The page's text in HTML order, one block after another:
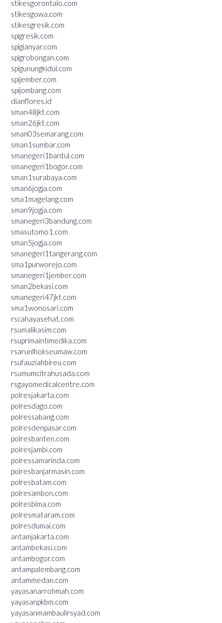
stikesgorontalo.com
stikesgowa.com
stikesgresik.com
spigresik.com
spigianyar.com
spigrobongan.com
spigunungkidul.com
spijember.com
spijombang.com
dianflores.id
sman48jkt.com
sman26jkt.com
sman03semarang.com
sman1sumbar.com
smanegeri1bantul.com
smanegeri1bogor.com
sman1surabaya.com
sman6jogja.com
sma1magelang.com
sman9jogja.com
smanegeri3bandung.com
smasutomo1.com
sman5jogja.com
smanegeri1tangerang.com
sma1purworejo.com
smanegeri1jember.com
sman2bekasi.com
smanegeri47jkt.com
sma1wonosari.com
rscahayasehat.com
rsumalikasim.com
rsuprimaintimedika.com
rsarunlhokseumaw.com
rsufauziahbireu.com
rsumumcitrahusada.com
rsgayomedicalcentre.com
polresjakarta.com
polresdago.com
polressabang.com
polresdenpasar.com
polresbanten.com
polresjambi.com
polressamarinda.com
polresbanjarmasin.com
polresbatam.com
polresambon.com
polresbima.com
polresmataram.com
polresdumai.com
antamjakarta.com
antambekasi.com
antambogor.com
antampalembang.com
antammedan.com
yayasanarrohmah.com
yayasanpkbm.com
yayasanmambaulirsyad.com